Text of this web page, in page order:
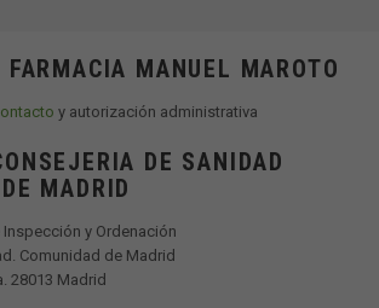
MANUEL MAROTO
y autorización administrativa
DE SANIDAD
MADRID
y Ordenación
Comunidad de Madrid
28013 Madrid